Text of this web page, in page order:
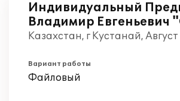
Индивидуальный
Владимир Евгеньевич
Казахстан, г Кустанай,
Вариант работы
Файловый